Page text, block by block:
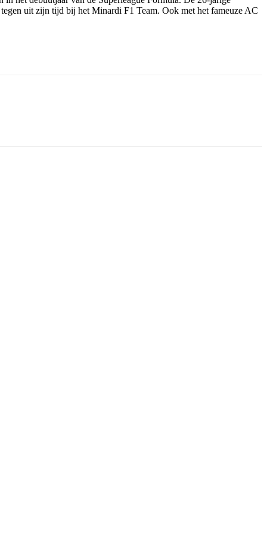
uit zijn tijd bij het Minardi F1 Team. Ook met het fameuze AC